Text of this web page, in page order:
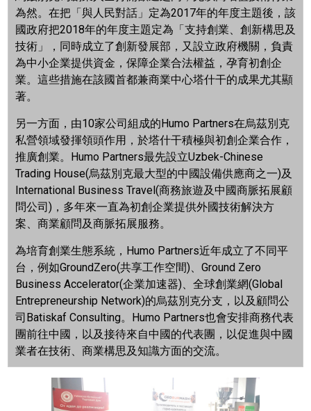
為然。在把「與人民對話」定為2017年的年度主題後，該
國政府把2018年的年度主題定為「支持創業、創新構思及
技術」，同時成立了創新發展部，又設立政府機關，負責
為中小企業提供資金，保障企業合法權益，孕育初創企
業。這些措施在該國首都兼商業中心塔什干的成果尤其顯
著。
另一方面，由10家公司組成的Humo Partners在烏茲別克
私營領域發揮領頭作用，於塔什干積極與初創企業合作，
推廣創業。 Humo Partners最先設立Uzbek-Chinese
Trading House(烏茲別克最大型的中國設備供應商之一)及
International Business Travel(商務旅遊及中國商脈拓展顧
問公司) ，多年來一直為初創企業提供外國技術解決方
案、商業顧問及商脈拓展服務。
為培育創業生態系統， Humo Partners近年成立了不同平
台，例如GroundZero(共享工作空間)、 Ground Zero
Business Accelerator(企業加速器)、全球創業網(Global
Entrepreneurship Network)的烏茲別克分支，以及顧問公
司Batiskaf Consulting。 Humo Partners也會安排商務代表
團前往中國，以及接待來自中國的代表團，以促進與中國
業者在技術、商業構思及知識方面的交流。